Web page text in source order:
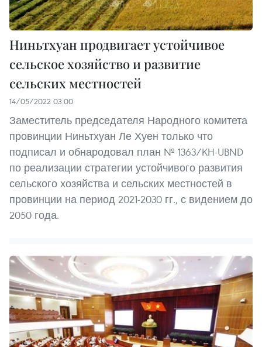
Ниньтхуан продвигает устойчивое
сельское хозяйство и развитие
сельских местностей
14/05/2022 03:00
Заместитель председателя Народного комитета
провинции Ниньтхуан Ле Хуен только что
подписал и обнародовал план № 1363/KH-UBND
по реализации стратегии устойчивого развития
сельского хозяйства и сельских местностей в
провинции на период 2021-2030 гг., с видением до
2050 года.